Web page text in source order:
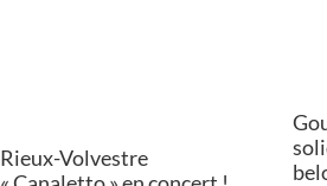
Rieux-Volvestre